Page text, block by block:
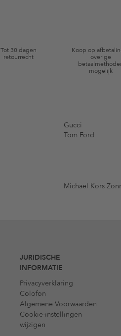
Tot 30 dagen
retourrecht
Koop op
overige
mogelijk
Gucci
Tom Ford
Michael Kors
JURIDISCHE
INFORMATIE
Privacyverklaring
Colofon
Algemene Voorwaarden
Cookie-instellingen
wijzigen